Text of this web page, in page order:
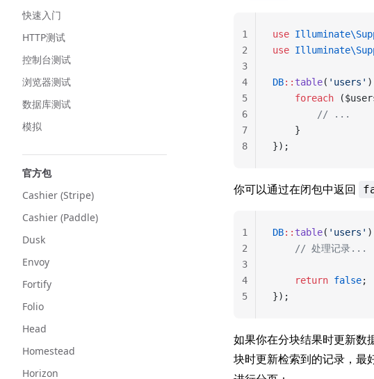
快速入门
HTTP测试
控制台测试
浏览器测试
数据库测试
模拟
官方包
Cashier (Stripe)
Cashier (Paddle)
Dusk
Envoy
Fortify
Folio
Head
Homestead
Horizon
use
use
DB:: table( 'users' )
    foreach
        // ...
    }
});
1
2
3
4
5
6
7
8
你可以通过在闭包中返回
DB:: table( 'users' )
    // 处理记录...
    return
false;
});
1
2
3
4
5
如果你在分块结果时更新数
块时更新检索到的记录，最